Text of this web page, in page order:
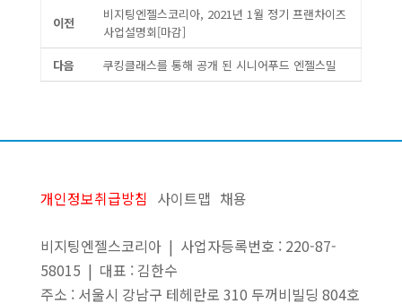
이전
비지팅엔젤스코리아, 2021년 1월 정기 프랜차이즈
사업설명회[마감]
다음
쿠킹클래스를 통해 공개 된 시니어푸드 엔젤스밀
개인정보취급방침 사이트맵 채용
비지팅엔젤스코리아 | 사업자등록번호 : 220-87-
58015 | 대표 : 김한수
주소 : 서울시 강남구 테헤란로 310 두꺼비빌딩 804호